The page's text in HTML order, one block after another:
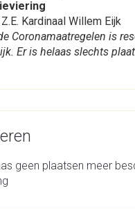
Kardinaal Willem Eijk
Coronamaatregelen is
Er is helaas slechts
geen plaatsen meer